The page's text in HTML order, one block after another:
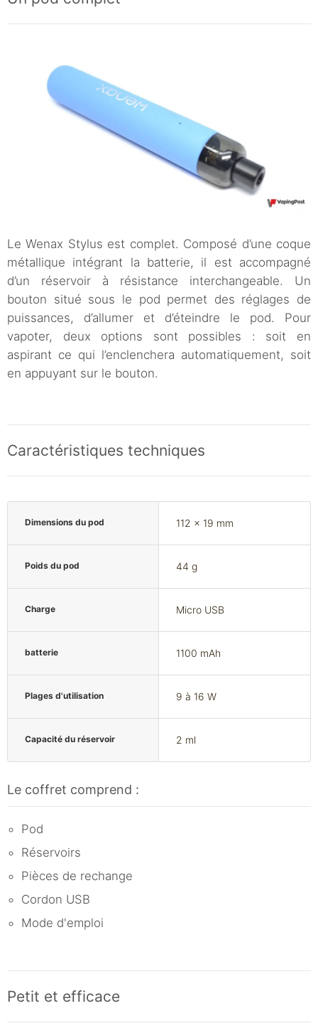
Le Wenax Stylus est complet. Composé d’une coque
métallique intégrant la batterie, il est accompagné
d’un réservoir à résistance interchangeable. Un
bouton situé sous le pod permet des réglages de
puissances, d’allumer et d’éteindre le pod. Pour
vapoter, deux options sont possibles : soit en
aspirant ce qui l’enclenchera automatiquement, soit
en appuyant sur le bouton.
Caractéristiques techniques
Dimensions du pod 112 x 19 mm
Poids du pod 44 g
Charge Micro USB
batterie 1100 mAh
Plages d'utilisation 9 à 16 W
Capacité du réservoir 2 ml
Le coffret comprend :
Pod
Réservoirs
Pièces de rechange
Cordon USB
Mode d'emploi
Petit et efficace